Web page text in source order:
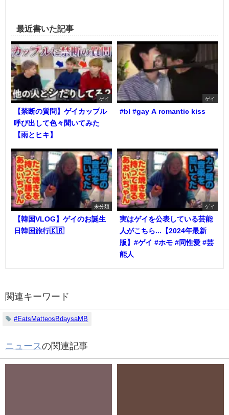
最近書いた記事
ゲイ
【禁断の質問】ゲイカップル
呼び出して色々聞いてみた
【雨とヒキ】
ゲイ
#bl #gay A romantic kiss
未分類
【韓国VLOG】ゲイのお誕生
日韓国旅行🇰🇷
ゲイ
実はゲイを公表している芸能
人がこちら...【2024年最新
版】#ゲイ #ホモ #同性愛 #芸
能人
関連キーワード
#EatsMatteosBdaysaMB
ニュースの関連記事